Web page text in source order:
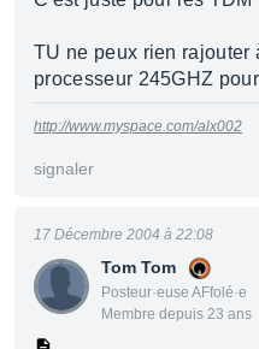
TU ne peux rien rajouter
processeur 245GHZ
http://www.myspace.com/alx002
signaler
Tom Tom
Posteur·euse AFfolé·e
Membre depuis 23 ans
17 Décembre 2004 à 22:08